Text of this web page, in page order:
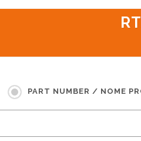
PART NUMBER / NOME